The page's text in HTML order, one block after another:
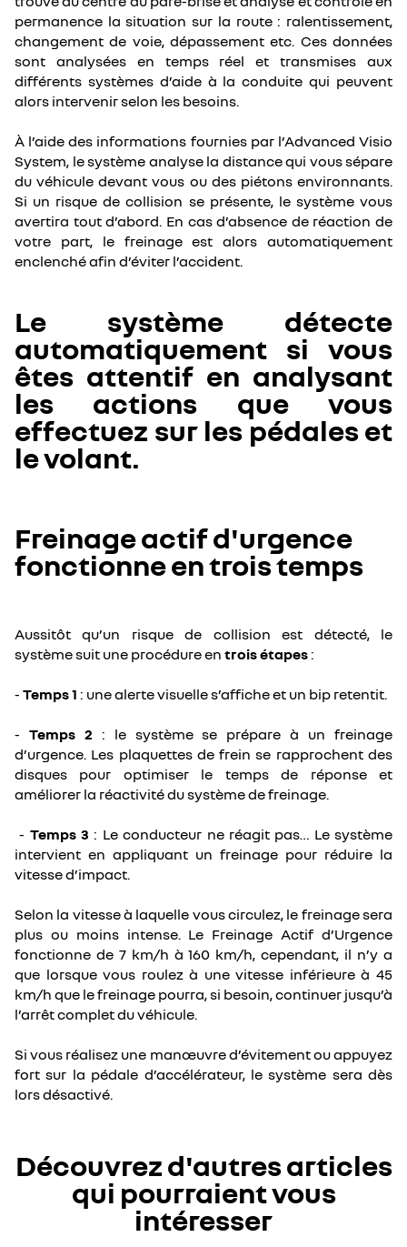
permanence la situation sur la route : ralentissement,
changement de voie, dépassement etc. Ces données
sont analysées en temps réel et transmises aux
différents systèmes d’aide à la conduite qui peuvent
alors intervenir selon les besoins.
À l’aide des informations fournies par l’Advanced Visio
System, le système analyse la distance qui vous sépare
du véhicule devant vous ou des piétons environnants.
Si un risque de collision se présente, le système vous
avertira tout d’abord. En cas d’absence de réaction de
votre part, le freinage est alors automatiquement
enclenché afin d’éviter l’accident.
Le système détecte
automatiquement si vous
êtes attentif en analysant
les actions que vous
effectuez sur les pédales et
le volant.
Freinage actif d'urgence
fonctionne en trois temps
Aussitôt qu’un risque de collision est détecté, le
système suit une procédure en trois étapes :
- Temps 1 : une alerte visuelle s’affiche et un bip retentit.
- Temps 2 : le système se prépare à un freinage
d’urgence. Les plaquettes de frein se rapprochent des
disques pour optimiser le temps de réponse et
améliorer la réactivité du système de freinage.
- Temps 3 : Le conducteur ne réagit pas… Le système
intervient en appliquant un freinage pour réduire la
vitesse d’impact.
Selon la vitesse à laquelle vous circulez, le freinage sera
plus ou moins intense. Le Freinage Actif d’Urgence
fonctionne de 7 km/h à 160 km/h, cependant, il n’y a
que lorsque vous roulez à une vitesse inférieure à 45
km/h que le freinage pourra, si besoin, continuer jusqu’à
l’arrêt complet du véhicule.
Si vous réalisez une manœuvre d’évitement ou appuyez
fort sur la pédale d’accélérateur, le système sera dès
lors désactivé.
Découvrez d'autres articles
qui pourraient vous
intéresser